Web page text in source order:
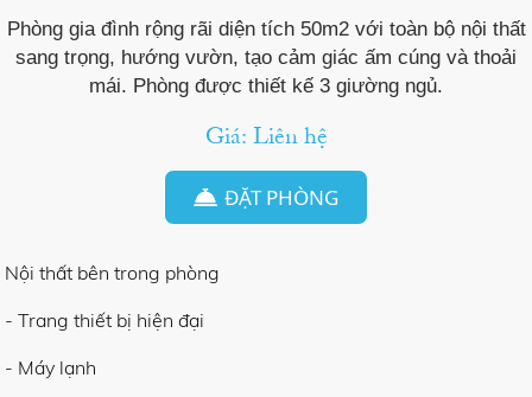
Phòng gia đình rộng rãi diện tích 50m2 với toàn bộ nội thất
sang trọng, hướng vườn, tạo cảm giác ấm cúng và thoải
mái. Phòng được thiết kế 3 giường ngủ.
Giá: Liên hệ
ĐẶT PHÒNG
Nội thất bên trong phòng
- Trang thiết bị hiện đại
- Máy lạnh